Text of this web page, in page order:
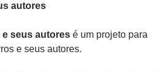
autores
e seus autores é um projeto para
e seus autores.